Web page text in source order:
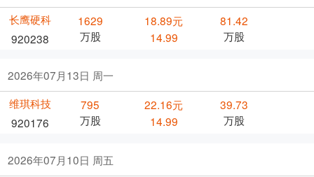
长鹰硬科
920238
1629
万股
18.89元
14.99
81.42
万股
2026年07月13日 周一
维琪科技
920176
795
万股
22.16元
14.99
39.73
万股
2026年07月10日 周五